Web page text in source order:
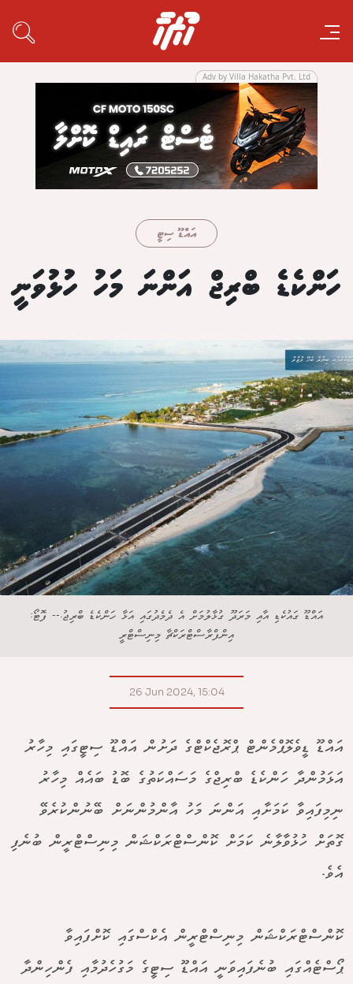
Adv by Villa Hakatha Pvt. Ltd
އައްޑޫ ސިޓީ
ހަންކެޑެ ބްރިޖް އަންނަ މަހު ހުޅުވަނީ
އައްޑޫ ގައުކެޑި އާއި މަރަދޫ ގުޅާލުމަށް އެ ދެމެދުގައި އަޅާ ހަންކެޑެ ބްރިޖު.-- ފޮޓޯ:
އިންފްރާސްޓްރަކްޗާ މިނިސްޓްރީ
26 Jun 2024, 15:04
އައްޑޫ ޑީވެލޮޕްމެންޓް ޕްރޮޖެކްޓްގެ ދަށުން އައްޑޫ ސިޓީގައި މިހާރު
އަޅަމުންދާ ހަންކެޑެ ބްރިޖްގެ މަސައްކަތުގެ ބޮޑު ބައެއް މިހާރު
ނިމިފައިވާ ކަމަށާއި އަންނަ މަހު އާންމުންނަށް ބޭނުންކުރެވޭ
ގޮތަށް ހުޅުވާލާނެ ކަމަށް ކޮންސްޓްރަކްޝަން މިނިސްޓްރީން ބުނެފި
އެވެ.
ކޮންސްޓްރަކްޝަން މިނިސްޓްރީން އެކްސްގައި ކޮށްފައިވާ
ޕޯސްޓެއްގައި ބުނެފައިވަނީ އައްޑޫ ސިޓީގެ މަގުހެދުމާއި ފެންހިންދާ